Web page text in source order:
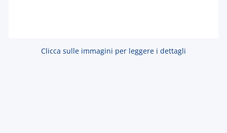
Clicca sulle immagini per leggere i dettagli